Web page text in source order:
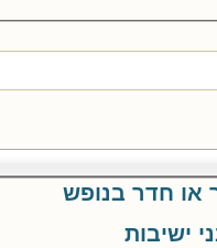
או חדר בנופש
ישיבות